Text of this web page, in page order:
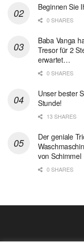
Beginnen Sie
0 SHARES
Baba Vanga
Tresor für 2
erwartet…
0 SHARES
Unser bester
Stunde!
13 SHARES
Der geniale
von Schimmel
0 SHARES